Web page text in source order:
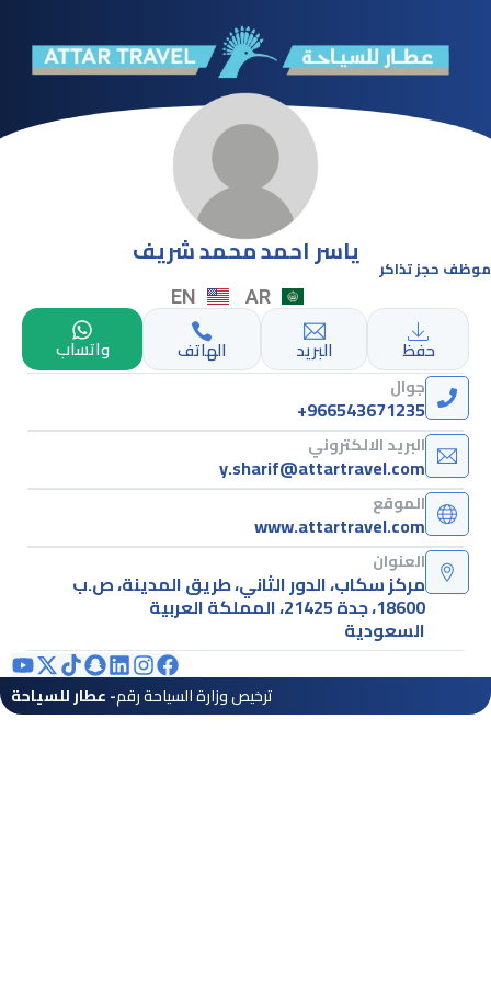
ياسر احمد محمد شريف موظف حجز تذاكر
AR
EN
حفظ البريد الهاتف واتساب
جوال
+966543671235
البريد الالكتروني
y.sharif@attartravel.com
الموقع
www.attartravel.com
العنوان
مركز سكاب، الدور الثاني، طريق المدينة، ص.ب
18600، جدة 21425، المملكة العربية
السعودية
- عطار للسياحةترخيص وزارة السياحة رقم